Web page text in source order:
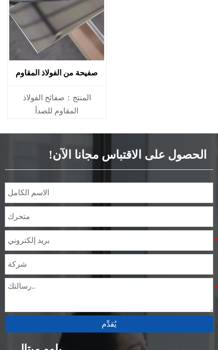
صفيحة من الفولاذ المقاوم
المنتج：صفائح الفولاذ
المقاوم للصدأ
الحصول على الاقتباس مجانا الآن!
يُقدِّم